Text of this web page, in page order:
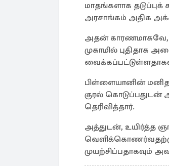
மாதங்களாக
அரசாங்கம் அதிக
அதன் காரணமாகவே,
முகாமில் புதிதாக
பிள்ளையானின்
குரல் கொடுப்பதுடன்
தெரிவித்தார்.
அத்துடன், உயிர்த்த
முயற்சிப்பதாகவும்